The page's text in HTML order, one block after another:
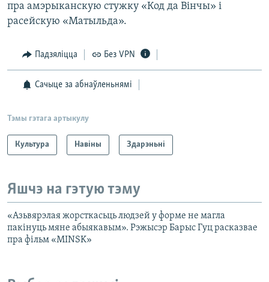
пра амэрыканскую стужку «Код да Вінчы» і
расейскую «Матыльда».
Падзяліцца Без VPN
Сачыце за абнаўленьнямі
Тэмы гэтага артыкулу
Культура Навіны Здарэньні
Яшчэ на гэтую тэму
​​​​​​​«Азьвярэлая жорсткасьць людзей у форме не магла
пакінуць мяне абыякавым». Рэжысэр Барыс Гуц расказвае
пра фільм «MINSK»